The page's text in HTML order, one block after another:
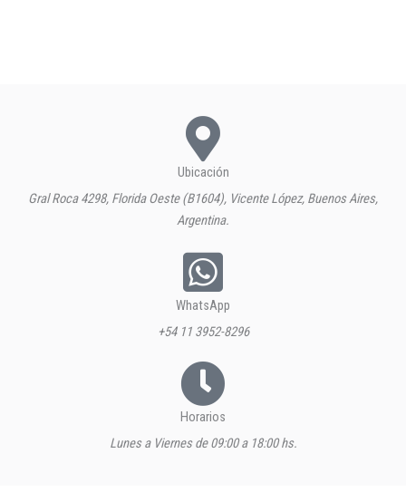
Ubicación
Gral Roca 4298, Florida Oeste (B1604), Vicente López, Buenos Aires,
Argentina.
WhatsApp
+54 11 3952-8296
Horarios
Lunes a Viernes de 09:00 a 18:00 hs.